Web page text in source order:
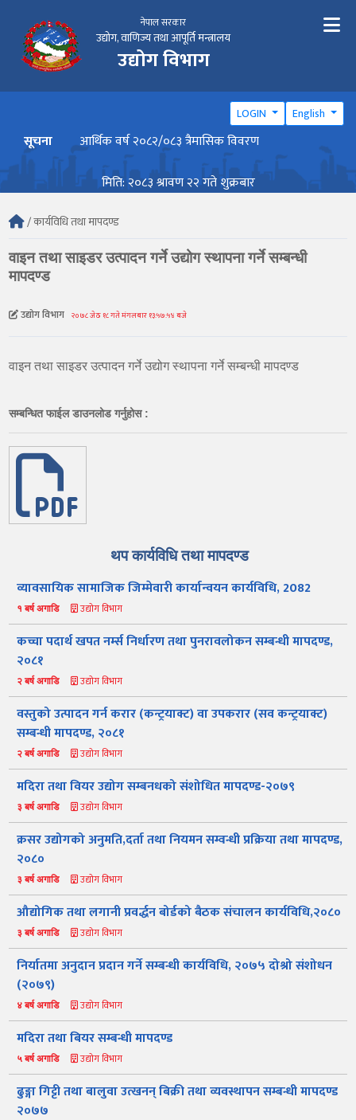
नेपाल सरकार
उद्योग, वाणिज्य तथा आपूर्ति मन्त्रालय
उद्योग विभाग
LOGIN English
सूचना आर्थिक वर्ष २०८२/०८३ त्रैमासिक विवरण
मिति: २०८३ श्रावण २२ गते शुक्रबार
/ कार्यविधि तथा मापदण्ड
वाइन तथा साइडर उत्पादन गर्ने उद्योग स्थापना गर्ने सम्बन्धी
मापदण्ड
उद्योग विभाग २०७८ जेठ १८ गते मंगलबार १३:५७:५४ बजे
वाइन तथा साइडर उत्पादन गर्ने उद्योग स्थापना गर्ने सम्बन्धी मापदण्ड
सम्बन्धित फाईल डाउनलोड गर्नुहोस :
थप कार्यविधि तथा मापदण्ड
व्यावसायिक सामाजिक जिम्मेवारी कार्यान्वयन कार्यविधि, 2082
१ बर्ष अगाडि उद्योग विभाग
कच्चा पदार्थ खपत नर्म्स निर्धारण तथा पुनरावलोकन सम्बन्धी मापदण्ड,
२०८१
२ बर्ष अगाडि उद्योग विभाग
‍वस्तुको उत्पादन गर्न करार (कन्ट्रयाक्ट) वा उपकरार (सव कन्ट्रयाक्ट)
सम्बन्धी मापदण्ड, २०८१
२ बर्ष अगाडि उद्योग विभाग
मदिरा तथा वियर उद्योग सम्बनधको संशोधित मापदण्ड-२०७९
३ बर्ष अगाडि उद्योग विभाग
क्रसर उद्योगको अनुमति,दर्ता तथा नियमन सम्वन्धी प्रक्रिया तथा मापदण्ड,
२०८०
३ बर्ष अगाडि उद्योग विभाग
औद्योगिक तथा लगानी प्रवर्द्धन बोर्डको बैठक संचालन कार्यविधि,२०८०
३ बर्ष अगाडि उद्योग विभाग
निर्यातमा अनुदान प्रदान गर्ने सम्बन्धी कार्यविधि, २०७५ दोश्रो संशोधन
(२०७९)
४ बर्ष अगाडि उद्योग विभाग
मदिरा तथा बियर सम्बन्धी मापदण्ड
५ बर्ष अगाडि उद्योग विभाग
ढुङ्गा गिट्टी तथा बालुवा उत्खनन् बिक्री तथा व्यवस्थापन सम्बन्धी मापदण्ड
२०७७
औद्योगिक ऐन र नियमावली प्रकाशनहरू नागरिक बडापत्र
स्कीम ऐन प्रतिवेदनहरु ब्रोसियर